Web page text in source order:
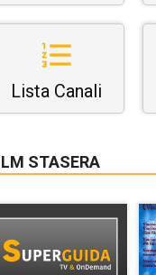
Lista Canali
STASERA